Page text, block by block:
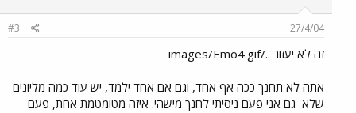
27/4/04
#3
זה לא יעזור ../images/Emo4.gif
אתה לא תחנך ככה אף אחד, וגם אם אחד ילמד, יש עוד כמה מליונים
שלא גם אני פעם ניסיתי לחנך מישהי. איזה מטומטמת אחת, פעם